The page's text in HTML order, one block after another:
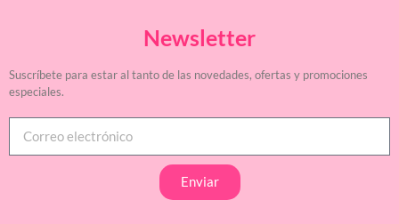
Newsletter
Suscríbete para estar al tanto de las novedades, ofertas y promociones
especiales.
Enviar